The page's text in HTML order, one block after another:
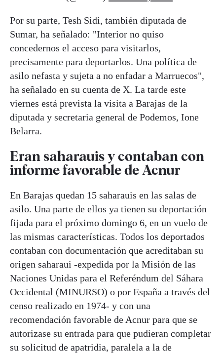
Por su parte, Tesh Sidi, también diputada de
Sumar, ha señalado: "Interior no quiso
concedernos el acceso para visitarlos,
precisamente para deportarlos. Una política de
asilo nefasta y sujeta a no enfadar a Marruecos",
ha señalado en su cuenta de X. La tarde este
viernes está prevista la visita a Barajas de la
diputada y secretaria general de Podemos, Ione
Belarra.
Eran saharauis y contaban con
informe favorable de Acnur
En Barajas quedan 15 saharauis en las salas de
asilo. Una parte de ellos ya tienen su deportación
fijada para el próximo domingo 6, en un vuelo de
las mismas características. Todos los deportados
contaban con documentación que acreditaban su
origen saharaui -expedida por la Misión de las
Naciones Unidas para el Referéndum del Sáhara
Occidental (MINURSO) o por España a través del
censo realizado en 1974- y con una
recomendación favorable de Acnur para que se
autorizase su entrada para que pudieran completar
su solicitud de apatridia, paralela a la de